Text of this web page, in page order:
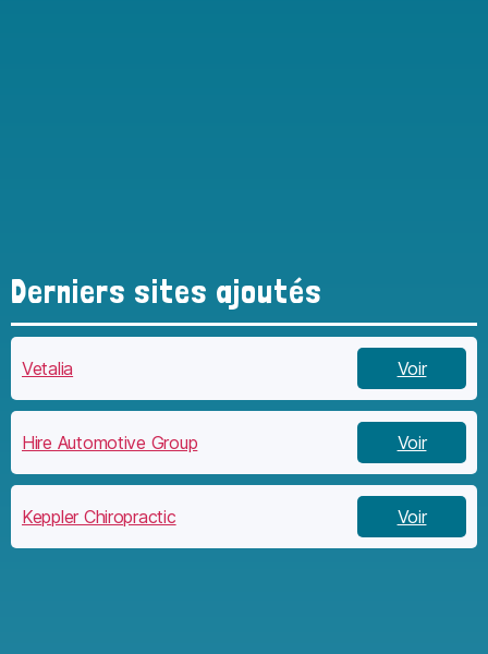
Derniers sites ajoutés
Vetalia Voir
Hire Automotive Group Voir
Keppler Chiropractic Voir